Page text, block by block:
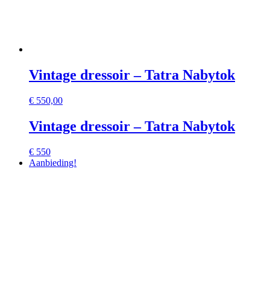
Vintage dressoir – Tatra Nabytok
€ 550,00
Vintage dressoir – Tatra Nabytok
€ 550
Aanbieding!